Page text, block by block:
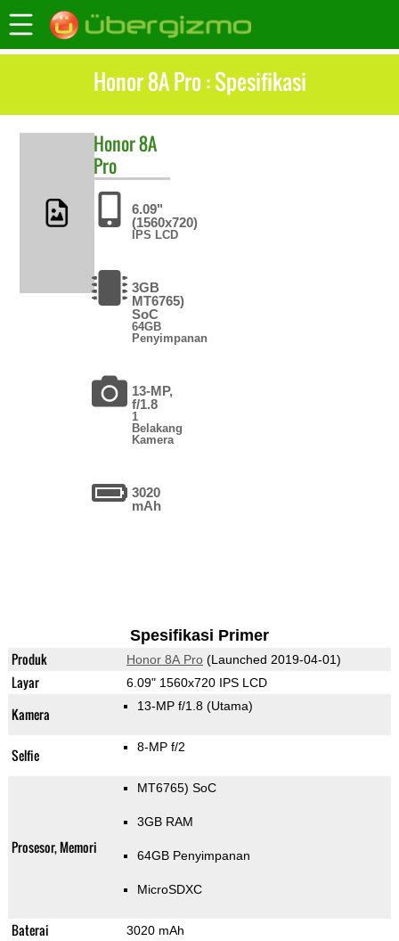
Honor 8A Pro : Spesifikasi
Honor8A
Pro
6.09"
(1560x720)
IPS LCD
3GB
MT6765)
SoC
64GB
Penyimpanan
13-MP,
f/1.8
1
Belakang
Kamera
3020
mAh
Spesifikasi Primer
Produk Honor 8A Pro(Launched 2019-04-01)
Layar 6.09" 1560x720 IPS LCD
Kamera 13-MP f/1.8 (Utama)
Selfie 8-MP f/2
Prosesor, Memori
MT6765) SoC
3GB RAM
64GB Penyimpanan
MicroSDXC
Baterai 3020 mAh